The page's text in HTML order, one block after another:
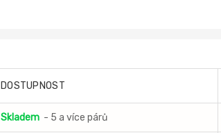
DOSTUPNOST
Skladem - 5 a více párů